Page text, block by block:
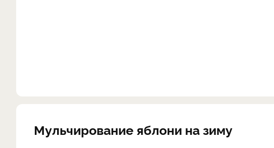
Мульчирование яблони на зиму